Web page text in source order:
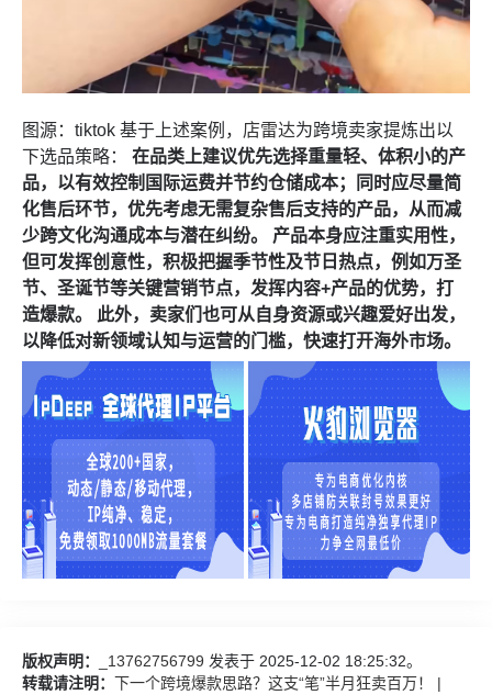
图源：tiktok 基于上述案例， 店雷达为跨境卖家提炼出以
下选品策略： 在品类上建议优先选择重量轻、体积小的产
品，以有效控制国际运费并节约仓储成本；同时应尽量简
化售后环节，优先考虑无需复杂售后支持的产品，从而减
少跨文化沟通成本与潜在纠纷。
产品本身应注重实用性，
但可发挥创意性，积极把握季节性及节日热点，例如万圣
节、圣诞节等关键营销节点，发挥内容+产品的优势，打
造爆款。
此外，卖家们也可从自身资源或兴趣爱好出发，
以降低对新领域认知与运营的门槛，快速打开海外市场。
版权声明： _13762756799 发表于 2025-12-02 18:25:32。
转载请注明： 下一个跨境爆款思路？这支“笔”半月狂卖百万！ |